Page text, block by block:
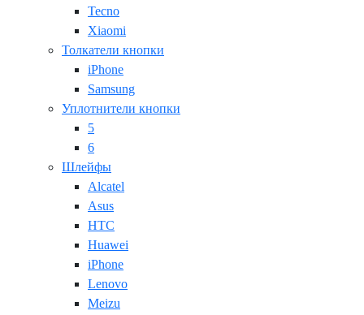
Tecno
Xiaomi
Толкатели кнопки
iPhone
Samsung
Уплотнители кнопки
5
6
Шлейфы
Alcatel
Asus
HTC
Huawei
iPhone
Lenovo
Meizu